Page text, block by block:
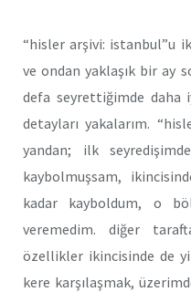
“hisler arşivi: istanbul”u
ve ondan yaklaşık bir ay
defa seyrettiğimde daha
detayları yakalarım.
yandan; ilk
kaybolmuşsam,
kadar kayboldum, o
veremedim. diğer
özellikler ikincisinde de
kere karşılaşmak,